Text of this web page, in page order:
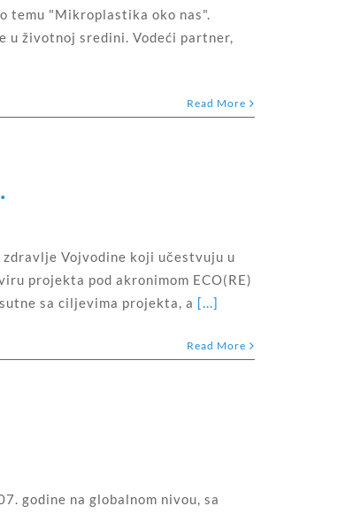
temu "Mikroplastika oko nas".
u životnoj sredini. Vodeći partner,
Read More
Vojvodine koji učestvuju u
projekta pod akronimom ECO(RE)
sa ciljevima projekta, a [...]
Read More
godine na globalnom nivou, sa